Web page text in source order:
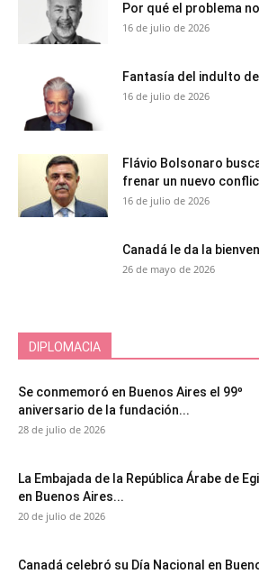
Por qué el problema
16 de julio de 2026
Fantasía del indulto
16 de julio de 2026
Flávio Bolsonaro
frenar un nuevo
16 de julio de 2026
Canadá le da la
26 de mayo de 2026
DIPLOMACIA
Se conmemoró en Buenos Aires el 99º
aniversario de la fundación...
28 de julio de 2026
La Embajada de la República Árabe de
en Buenos Aires...
20 de julio de 2026
Canadá celebró su Día Nacional en